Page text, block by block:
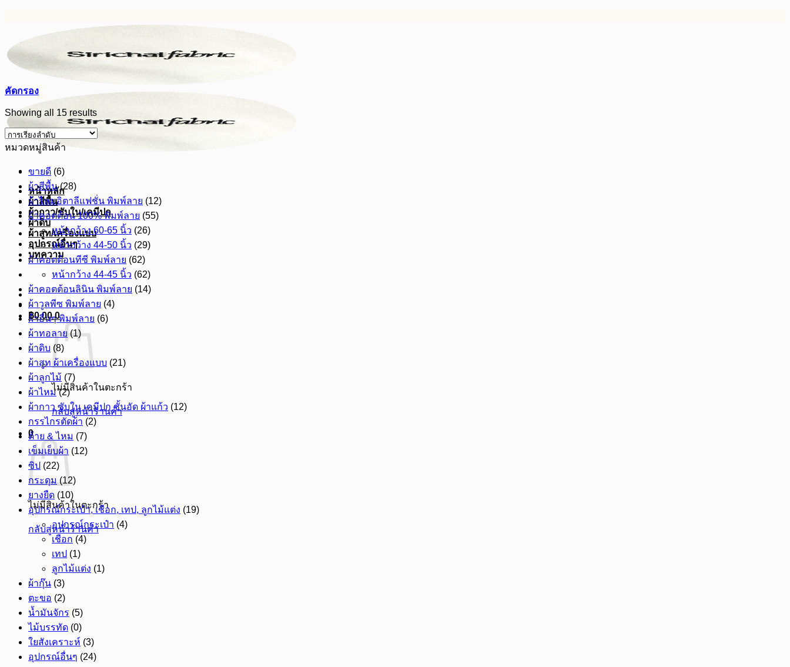
ยัง
เนื้อหา
หน้าหลัก
ผ้าสีพื้น
ผ้ากาว/ซับใน/เคมีปก
ผ้าดิบ
ผ้าสูท/เครื่องแบบ
อุปกรณ์อื่นๆ
บทความ
฿0.00 0
ไม่มีสินค้าในตะกร้า
กลับสู่หน้าร้านค้า
0
ไม่มีสินค้าในตะกร้า
กลับสู่หน้าร้านค้า
คัดกรอง
Showing all 15 results
หมวดหมู่สินค้า
ขายดี (6)
ผ้าสีพื้น (28)
ผ้าไหมอิตาลีแฟชั่น พิมพ์ลาย (12)
ผ้าคอตต้อน 100% พิมพ์ลาย (55)
หน้ากว้าง 60-65 นิ้ว (26)
หน้ากว้าง 44-50 นิ้ว (29)
ผ้าคอตต้อนทีซี พิมพ์ลาย (62)
หน้ากว้าง 44-45 นิ้ว (62)
ผ้าคอตต้อนลินิน พิมพ์ลาย (14)
ผ้าวูลพีซ พิมพ์ลาย (4)
ผ้าอื่นๆ พิมพ์ลาย (6)
ผ้าทอลาย (1)
ผ้าดิบ (8)
ผ้าสูท ผ้าเครื่องแบบ (21)
ผ้าลูกไม้ (7)
ผ้าไหม (2)
ผ้ากาว ซับใน เคมีปก ชั้นอัด ผ้าแก้ว (12)
กรรไกรตัดผ้า (2)
ด้าย & ไหม (7)
เข็มเย็บผ้า (12)
ซิป (22)
กระดุม (12)
ยางยืด (10)
อุปกรณ์กระเป๋า, เชือก, เทป, ลูกไม้แต่ง (19)
อุปกรณ์กระเป๋า (4)
เชือก (4)
เทป (1)
ลูกไม้แต่ง (1)
ผ้ากุ๊น (3)
ตะขอ (2)
น้ำมันจักร (5)
ไม้บรรทัด (0)
ใยสังเคราะห์ (3)
อุปกรณ์อื่นๆ (24)